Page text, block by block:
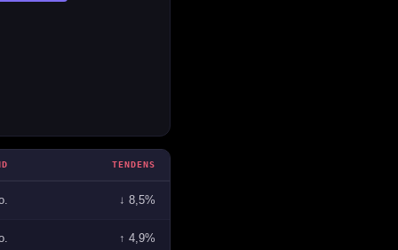
TENDENS
↓ 8,5%
↑ 4,9%